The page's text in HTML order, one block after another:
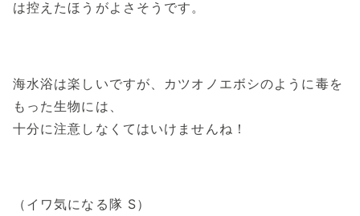
は控えたほうがよさそうです。
海水浴は楽しいですが、カツオノエボシのように毒を
もった生物には、
十分に注意しなくてはいけませんね！
（イワ気になる隊 S）